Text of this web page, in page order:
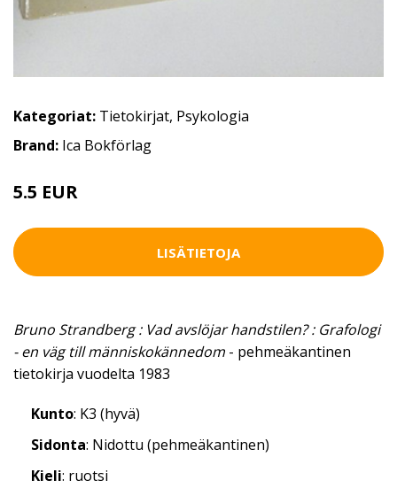
Kategoriat: Tietokirjat, Psykologia
Brand: Ica Bokförlag
5.5 EUR
LISÄTIETOJA
Bruno Strandberg : Vad avslöjar handstilen? : Grafologi
- en väg till människokännedom - pehmeäkantinen
tietokirja vuodelta 1983
Kunto: K3 (hyvä)
Sidonta: Nidottu (pehmeäkantinen)
Kieli: ruotsi